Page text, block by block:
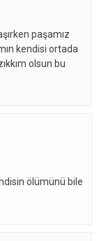
paşamız
kendisi ortada
olsun bu
ölümünü bile